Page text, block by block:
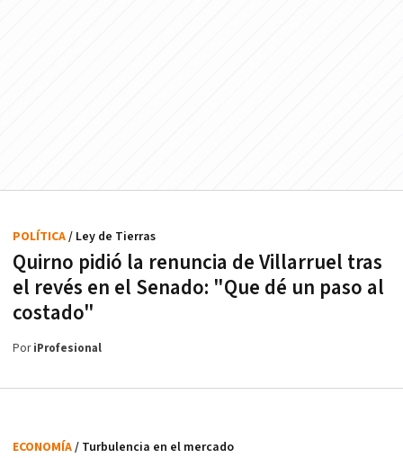
Quirno pidió la renuncia de Villarruel tras
el revés en el Senado: "Que dé un paso al
costado"
POLÍTICA/ Ley de Tierras
PoriProfesional
ECONOMÍA/ Turbulencia en el mercado